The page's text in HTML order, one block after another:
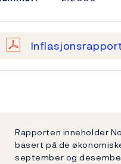
Rapporten inneholder
basert på de
september og